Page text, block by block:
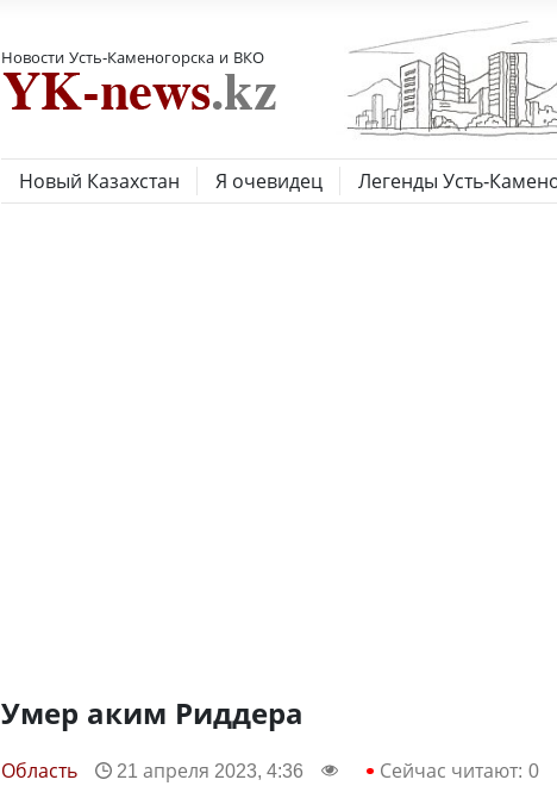
Новости Усть-Каменогорска и ВКО
Новый Казахстан Я очевидец Легенды Усть-
Умер аким Риддера
Область 21 апреля 2023, 4:36 Сейчас читают: 0